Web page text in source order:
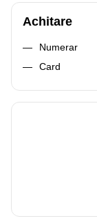
Achitare
Numerar
Card